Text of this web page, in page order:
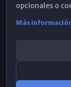
opcionales o
Más